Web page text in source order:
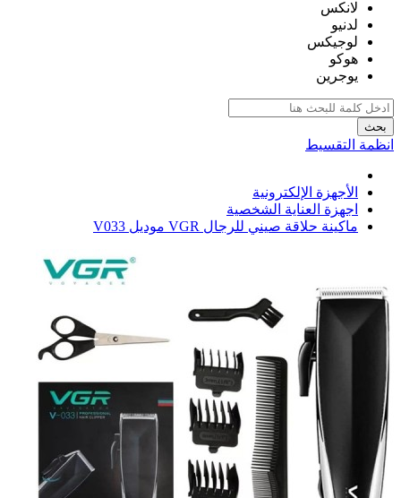
لانكس
لدنيو
لوجيكس
هوكو
يوجرين
بحث
انظمة التقسيط
الأجهزة الإلكترونية
اجهزة العناية الشخصية
ماكينة حلاقة صيني للرجال VGR موديل V033